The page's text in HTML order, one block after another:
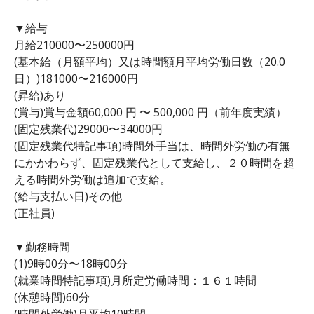
▼給与
月給210000〜250000円
(基本給（月額平均）又は時間額月平均労働日数（20.0
日）)181000〜216000円
(昇給)あり
(賞与)賞与金額60,000 円 〜 500,000 円（前年度実績）
(固定残業代)29000〜34000円
(固定残業代特記事項)時間外手当は、時間外労働の有無
にかかわらず、固定残業代として支給し、２０時間を超
える時間外労働は追加で支給。
(給与支払い日)その他
(正社員)
▼勤務時間
(1)9時00分〜18時00分
(就業時間特記事項)月所定労働時間：１６１時間
(休憩時間)60分